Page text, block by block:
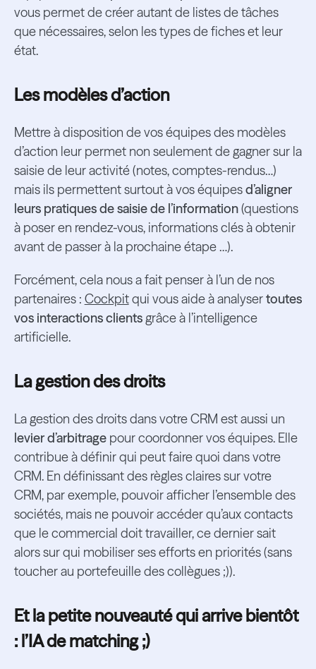
vous permet de créer autant de listes de tâches
que nécessaires, selon les types de fiches et leur
état.
Les modèles d’action
Mettre à disposition de vos équipes des modèles
d’action leur permet non seulement de gagner sur la
saisie de leur activité (notes, comptes-rendus…)
mais ils permettent surtout à vos équipesd’aligner
leurs pratiques de saisie de l’information(questions
à poser en rendez-vous, informations clés à obtenir
avant de passer à la prochaine étape …).
Forcément, cela nous a fait penser à l’un de nos
partenaires : Cockpitqui vous aide à analysertoutes
vos interactions clientsgrâce à l’intelligence
artificielle.
La gestion des droits
La gestion des droits dans votre CRM est aussi un
levier d’arbitragepour coordonner vos équipes. Elle
contribue à définir qui peut faire quoi dans votre
CRM. En définissant des règles claires sur votre
CRM, par exemple, pouvoir afficher l’ensemble des
sociétés, mais ne pouvoir accéder qu’aux contacts
que le commercial doit travailler, ce dernier sait
alors sur qui mobiliser ses efforts en priorités (sans
toucher au portefeuille des collègues ;)).
Et la petite nouveauté qui arrive bientôt
: l’IA de matching ;)